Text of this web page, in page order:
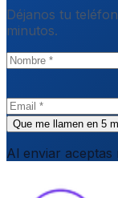
Déjanos tu
minutos.
Que me llamen en 5
Al enviar aceptas